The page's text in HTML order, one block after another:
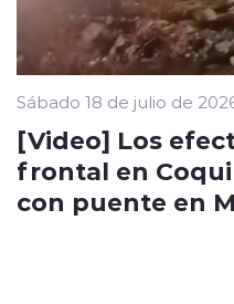
Sábado 18 de julio de
[Video] Los
frontal en
con puente en